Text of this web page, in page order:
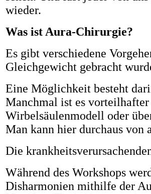
wieder.
Was ist Aura-Chirurgie?
Es gibt verschiedene
Gleichgewicht gebracht
Eine Möglichkeit besteht
Manchmal ist es
Wirbelsäulenmodell oder
Man kann hier durchaus von
Die
Während des Workshops
Disharmonien mithilfe der